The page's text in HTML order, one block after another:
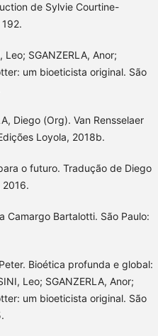
de Sylvie Courtine-
SGANZERLA, Anor;
um bioeticista original. São
Diego (Org). Van Rensselaer
Loyola, 2018b.
o futuro. Tradução de Diego
2016.
Camargo Bartalotti. São Paulo:
Bioética profunda e global:
Leo; SGANZERLA, Anor;
um bioeticista original. São